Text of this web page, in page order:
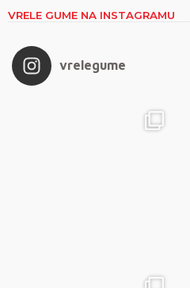
VRELE GUME NA INSTAGRAMU
vrelegume